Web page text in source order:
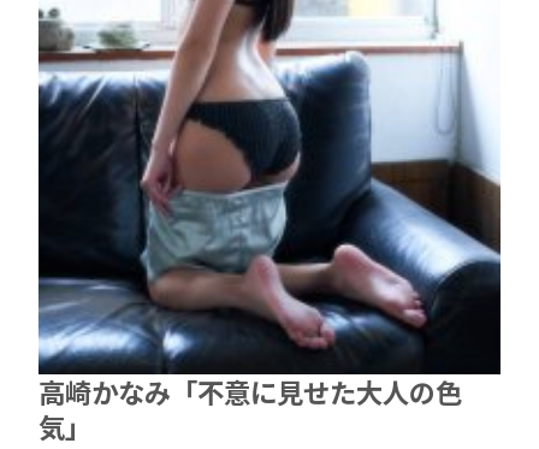
高崎かなみ「不意に見せた大人の色
気」